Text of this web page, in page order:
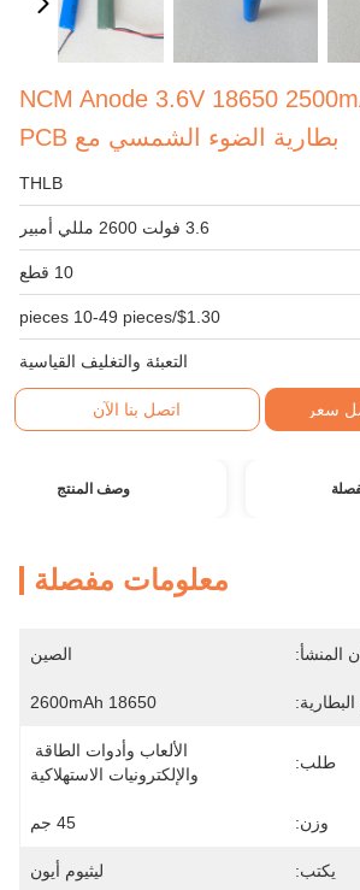
NCM Anode 3.6V 18650
بطارية الضوء الشمسي مع PCB
THLB
3.6 فولت 2600 مللي أمبير
10 قطع
$1.30/pieces 10-49 pieces
التعبئة والتغليف القياسية
سعر اتصل بنا الآن
وصف المنتج
معلومات مفصلة
المنشأ: الصين
18650 2600mAh
طلب:
والإلكترونيات الاستهلاكية
وزن: 45 جم
يكتب: ليثيوم أيون